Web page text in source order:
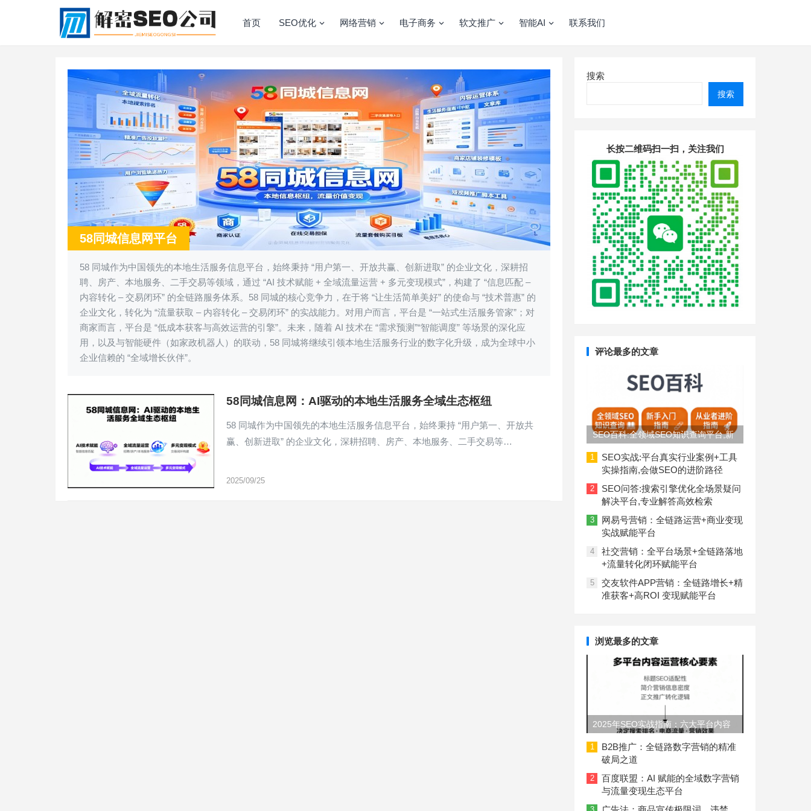
首页 SEO优化 网络营销 电子商务 软文推广 智能AI 联系我们
58同城信息网平台
58 同城作为中国领先的本地生活服务信息平台，始终秉持 “用户第一、开放共赢、创新进取” 的企业文化，深耕招
聘、房产、本地服务、二手交易等领域，通过 “AI 技术赋能 + 全域流量运营 + 多元变现模式”，构建了 “信息匹配 –
内容转化 – 交易闭环” 的全链路服务体系。58 同城的核心竞争力，在于将 “让生活简单美好” 的使命与 “技术普惠” 的
企业文化，转化为 “流量获取 – 内容转化 – 交易闭环” 的实战能力。对用户而言，平台是 “一站式生活服务管家”；对
商家而言，平台是 “低成本获客与高效运营的引擎”。未来，随着 AI 技术在 “需求预测”“智能调度” 等场景的深化应
用，以及与智能硬件（如家政机器人）的联动，58 同城将继续引领本地生活服务行业的数字化升级，成为全球中小
企业信赖的 “全域增长伙伴”。
58同城信息网：AI驱动的本地生活服务全域生态枢纽
58 同城作为中国领先的本地生活服务信息平台，始终秉持 “用户第一、开放共
赢、创新进取” 的企业文化，深耕招聘、房产、本地服务、二手交易等…
2025/09/25
搜索
搜索
长按二维码扫一扫，关注我们
评论最多的文章
SEO百科:全领域SEO知识查询平台,新
手入门到从业者进阶指南
1
SEO实战:平台真实行业案例+工具
实操指南,会做SEO的进阶路径
2
SEO问答:搜索引擎优化全场景疑问
解决平台,专业解答高效检索
3
网易号营销：全链路运营+商业变现
实战赋能平台
4
社交营销：全平台场景+全链路落地
+流量转化闭环赋能平台
5
交友软件APP营销：全链路增长+精
准获客+高ROI 变现赋能平台
浏览最多的文章
2025年SEO实战指南：六大平台内容
长度与结构规范
1
B2B推广：全链路数字营销的精准
破局之道
2
百度联盟：AI 赋能的全域数字营销
与流量变现生态平台